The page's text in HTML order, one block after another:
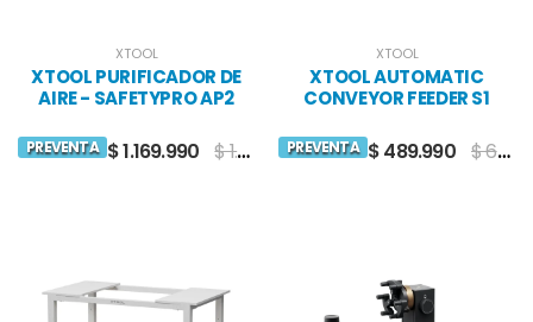
XTOOL
XTOOL PURIFICADOR DE
AIRE - SAFETYPRO AP2
PREVENTA $ 1.169.990 $ 1.441.746
XTOOL
XTOOL AUTOMATIC
CONVEYOR FEEDER S1
PREVENTA $ 489.990 $ 628.990